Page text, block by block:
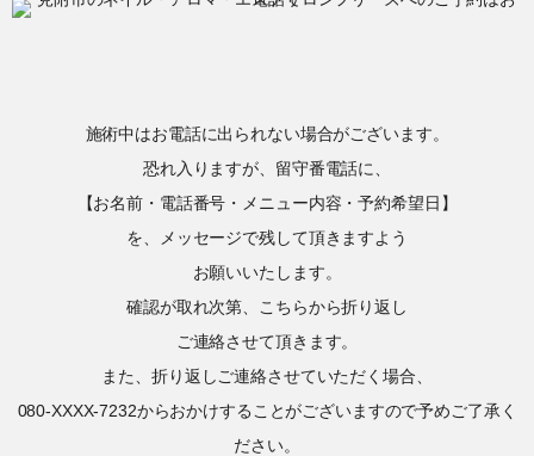
施術中はお電話に出られない場合がございます。
恐れ入りますが、留守番電話に、
【お名前・電話番号・メニュー内容・予約希望日】
を、メッセージで残して頂きますよう
お願いいたします。
確認が取れ次第、こちらから折り返し
ご連絡させて頂きます。
また、折り返しご連絡させていただく場合、
080-XXXX-7232からおかけすることがございますので予めご了承く
ださい。